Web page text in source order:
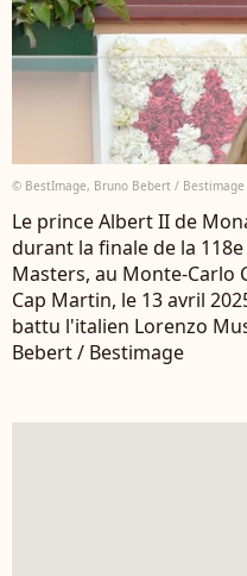
© BestImage, Bruno Bebert / Bestimage
Le prince Albert II de
durant la finale de la
Masters, au Monte-Carlo
Cap Martin, le 13 avril
battu l'italien Lorenzo
Bebert / Bestimage